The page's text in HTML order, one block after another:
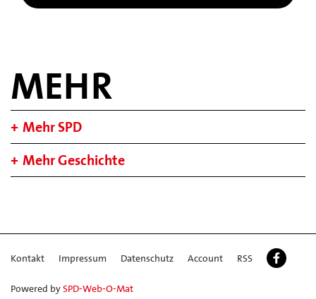
MEHR
Mehr SPD
Mehr Geschichte
Kontakt Impressum Datenschutz Account RSS
Powered bySPD-Web-O-Mat